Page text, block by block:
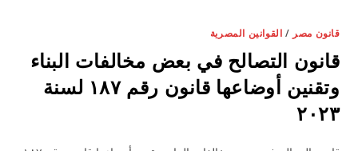
قانون مصر / القوانين المصرية
قانون التصالح في بعض مخالفات البناء
وتقنين أوضاعها قانون رقم ۱۸۷ لسنة
۲۰۲۳